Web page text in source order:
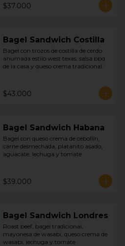
$37.000
Bagel Sandwich Costilla
Bagel con trozos de costilla de cerdo
ahumada estilo west texas, salsa bbq
de la casa y queso crema tradicional.
$43.000
Bagel Sandwich Habana
Bagel con queso crema de cebollín,
carne desmechada, platanito asado,
aguacate, lechuga y tomate
$39.000
Bagel Sandwich Londres
Roast beef, bagel tradicional,
mayonesa de wasabi, queso crema de
wasabi, lechuga y tomate